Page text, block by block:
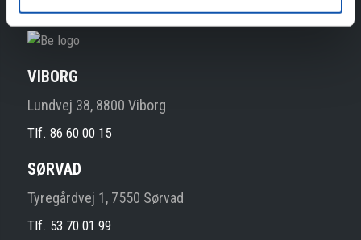
VIBORG
Lundvej 38, 8800 Viborg
Tlf. 86 60 00 15
SØRVAD
Tyregårdvej 1, 7550 Sørvad
Tlf. 53 70 01 99